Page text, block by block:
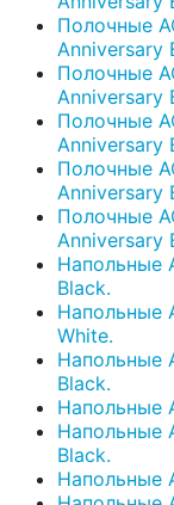
Полочные
Anniversary
Полочные
Anniversary
Полочные
Anniversary
Полочные
Anniversary
Полочные
Anniversary
Напольные
Black.
Напольные
White.
Напольные
Black.
Напольные
Напольные
Black.
Напольные